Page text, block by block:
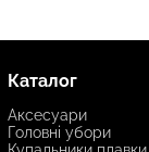
Каталог
Аксесуари
Головні убори